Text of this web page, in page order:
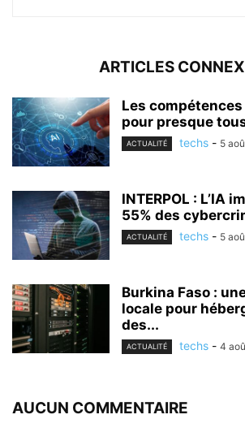
ARTICLES
Les
pour presque
ACTUALITÉ techs - 5
INTERPOL : L’IA
55% des
ACTUALITÉ techs - 5
Burkina Faso :
locale pour
des...
ACTUALITÉ techs - 4
AUCUN COMMENTAIRE